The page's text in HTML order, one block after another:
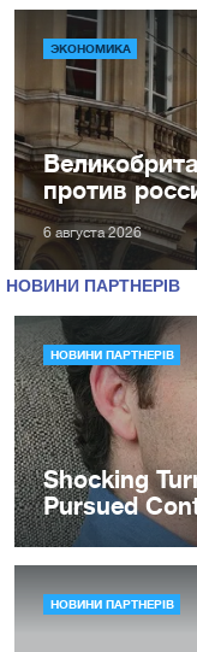
ЭКОНОМИКА
против
6 августа 2026